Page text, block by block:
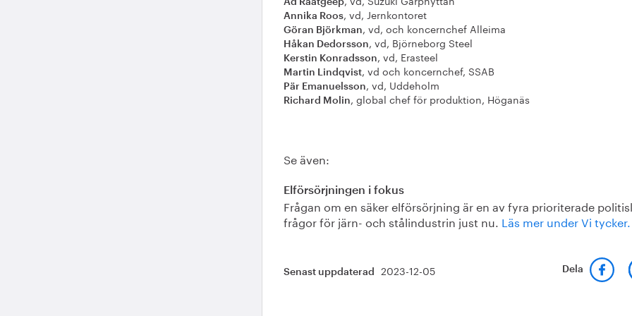
Ad Raatgeep
Annika Roos, vd, Jernkontoret
Göran Björkman, vd, och koncernchef Alleima
Håkan Dedorsson, vd, Björneborg Steel
Kerstin Konradsson, vd, Erasteel
Martin Lindqvist, vd och koncernchef, SSAB
Pär Emanuelsson, vd, Uddeholm
Richard Molin, global chef för produktion, Höganäs
Se även:
Elförsörjningen i fokus
Frågan om en säker elförsörjning är en av fyra prioriterade
frågor för järn- och stålindustrin just nu. Läs mer under Vi tycker.
Senast uppdaterad 2023-12-05 Dela